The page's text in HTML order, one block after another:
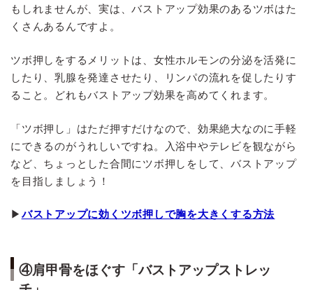
もしれませんが、実は、バストアップ効果のあるツボはた
くさんあるんですよ。
ツボ押しをするメリットは、女性ホルモンの分泌を活発に
したり、乳腺を発達させたり、リンパの流れを促したりす
ること。どれもバストアップ効果を高めてくれます。
「ツボ押し」はただ押すだけなので、効果絶大なのに手軽
にできるのがうれしいですね。入浴中やテレビを観ながら
など、ちょっとした合間にツボ押しをして、バストアップ
を目指しましょう！
▶バストアップに効くツボ押しで胸を大きくする方法
④肩甲骨をほぐす「バストアップストレッ